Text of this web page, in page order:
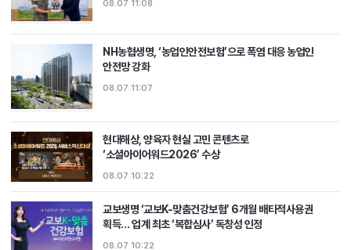
08.07 11:08
NH농협생명, ‘농업인안전보험’으로 폭염 대응 농업인
안전망 강화
08.07 11:07
현대해상, 양육자 현실 고민 콘텐츠로
‘소셜아이어워드2026’ 수상
08.07 10:22
교보생명 ‘교보K-맞춤건강보험’ 6개월 배타적사용권
획득… 업계 최초 ‘복합심사’ 독창성 인정
08.07 10:22